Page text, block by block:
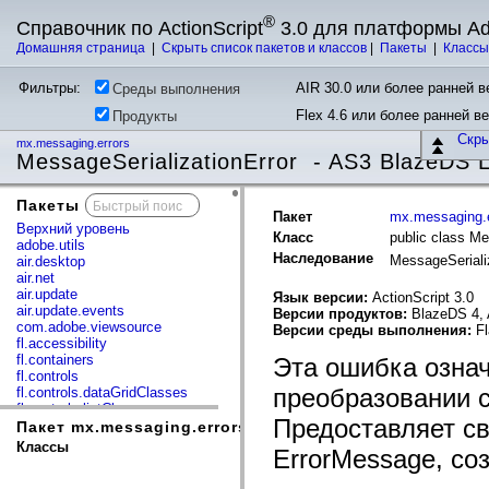
Справочник по ActionScript® 3.0 для платформы
Домашняя страница Скрыть список пакетов и классов Пакеты
Фильтры: Среды выполнения
AIR 30.0 или более ранней
Продукты
Flex 4.6 или более ранней
mx.messaging.errors
MessageSerializationError - AS3 BlazeDS
Пакеты
Верхний уровень
adobe.utils
air.desktop
air.net
air.update
air.update.events
com.adobe.viewsource
fl.accessibility
fl.containers
fl.controls
fl.controls.dataGridClasses
fl.controls.listClasses
fl.controls.progressBarClasses
fl.core
Пакет mx.messaging.errors
Классы
Пакет
Класс
public class
Наследование
Язык версии: ActionScript 3.0
Версии продуктов: BlazeDS
Версии среды выполнения:
Эта ошибка
преобразовании
Предоставляет
ErrorMessage,